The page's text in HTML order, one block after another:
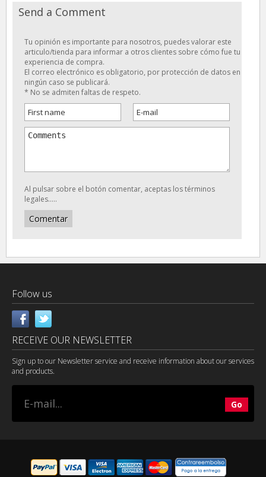
Send a Comment
Tu opinión es importante para nosotros, puedes valorar este
articulo/tienda para informar a otros clientes sobre cómo fue tu
experiencia de compra.
El correo electrónico es obligatorio, por protección de datos en
ningún caso se publicará.
* No se admiten faltas de respeto.
Al pulsar sobre el botón comentar, aceptas los términos
legales.....
Follow us
RECEIVE OUR NEWSLETTER
Sign up to our Newsletter service and receive information about our services
and products.